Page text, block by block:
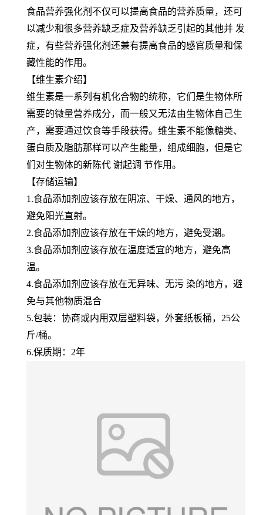
食品营养强化剂不仅可以提高食品的营养质量，还可
以减少和很多营养缺乏症及营养缺乏引起的其他并 发
症，有些营养强化剂还兼有提高食品的感官质量和保
藏性能的作用。
【维生素介绍】
维生素是一系列有机化合物的统称，它们是生物体所
需要的微量营养成分，而一般又无法由生物体自己生
产，需要通过饮食等手段获得。维生素不能像糖类、
蛋白质及脂肪那样可以产生能量，组成细胞，但是它
们对生物体的新陈代 谢起调 节作用。
【存储运输】
1.食品添加剂应该存放在阴凉、干燥、通风的地方，
避免阳光直射。
2.食品添加剂应该存放在干燥的地方，避免受潮。
3.食品添加剂应该存放在温度适宜的地方，避免高
温。
4.食品添加剂应该存放在无异味、无污 染的地方，避
免与其他物质混合
5.包装：协商或内用双层塑料袋，外套纸板桶，25公
斤/桶。
6.保质期：2年